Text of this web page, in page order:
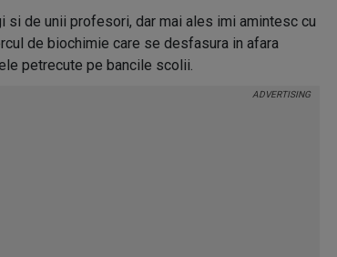
de unii profesori, dar mai ales imi amintesc cu
de biochimie care se desfasura in afara
petrecute pe bancile scolii.